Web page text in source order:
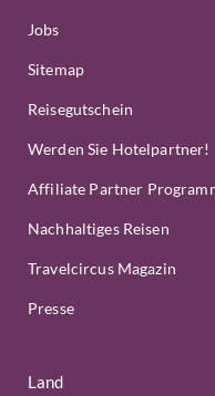
Jobs
Sitemap
Reisegutschein
Werden Sie Hotelpartner!
Affiliate Partner
Nachhaltiges Reisen
Travelcircus Magazin
Presse
Land